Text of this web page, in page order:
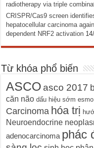
radiotherapy via triple
CRISPR/Cas9 screen
hepatocellular carcinoma
dependent NRF2 activation
Từ khóa phổ biến
ASCO asco 2017
căn não dấu hiệu sớm esmo
Carcinoma hóa trị
Neuroendocrine
adenocarcinoma phác